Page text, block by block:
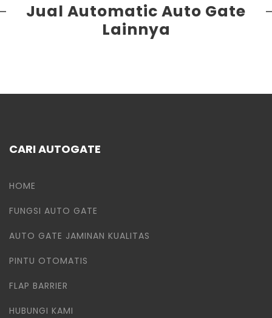
Jual Automatic Auto Gate
Lainnya
CARI AUTOGATE
HOME
FUNGSI AUTO GATE
AUTO GATE JAMINAN KUALITAS
PINTU OTOMATIS
FLAP BARRIER
HUBUNGI KAMI